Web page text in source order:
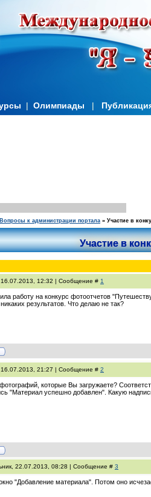
| Олимпиады |
Вопросы к администрации портала » Участие в
Участие в
16.07.2013, 12:32 | Сообщение # 1
работу на конкурс фотоотчетов
результатов. Что делаю не так?
16.07.2013, 21:27 | Сообщение # 2
которые Вы загружаете?
"Материал успешно добавлен". Какую
22.07.2013, 08:28 | Сообщение # 3
"Добавление материала". Потом оно